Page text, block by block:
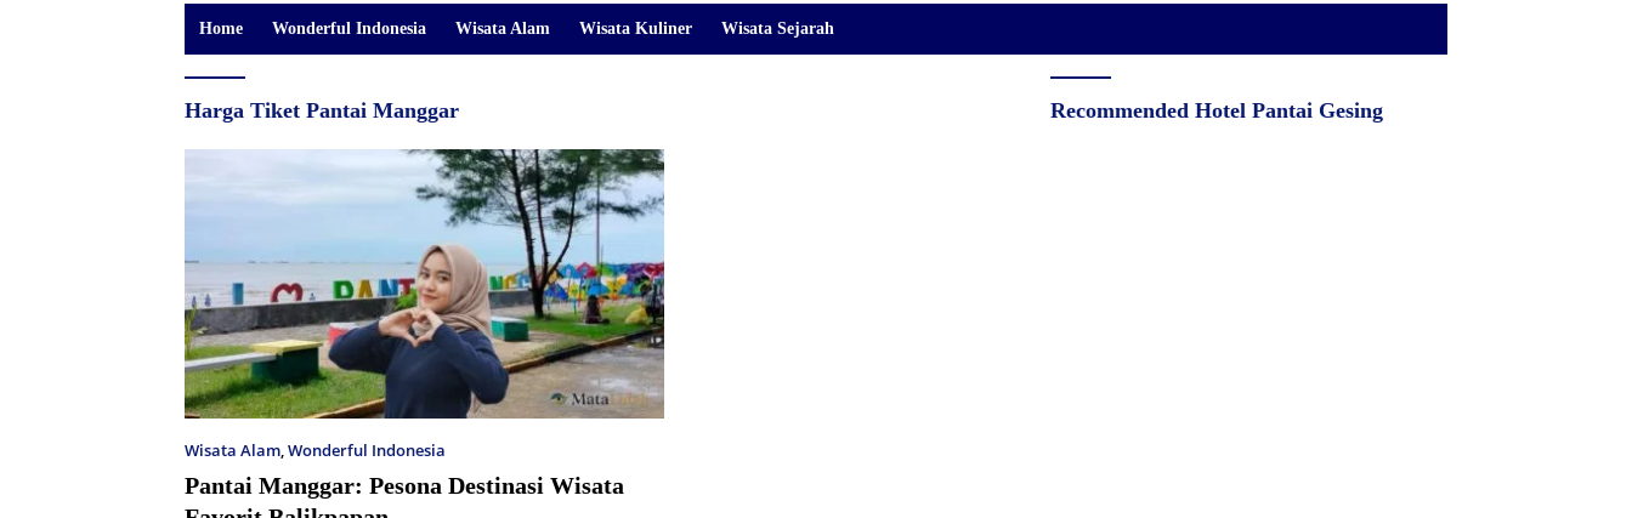
Home Wonderful Indonesia Wisata Alam Wisata Kuliner Wisata Sejarah
Harga Tiket Pantai Manggar
Wisata Alam,Wonderful Indonesia
Pantai Manggar: Pesona Destinasi Wisata
Recommended Hotel Pantai Gesing